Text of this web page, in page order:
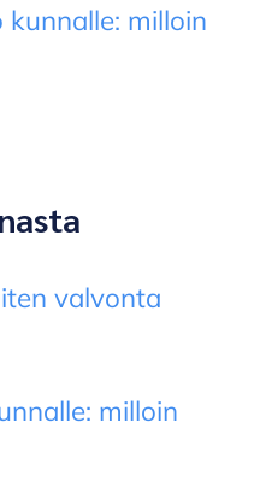
milloin
valvonta
milloin